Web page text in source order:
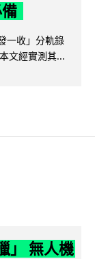
一收」分軌錄
文經實測其...
」 無人機